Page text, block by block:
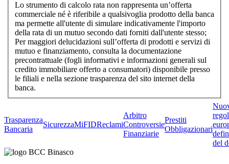
Lo strumento di calcolo rata non rappresenta un’offerta
commerciale né è riferibile a qualsivoglia prodotto della banca
ma permette all'utente di simulare indicativamente l'importo
della rata di un mutuo secondo dati forniti dall'utente stesso;
Per maggiori delucidazioni sull’offerta di prodotti e servizi di
mutuo e finanziamento, consulta la documentazione
precontrattuale (fogli informativi e informazioni generali sul
credito immobiliare offerto a consumatori) disponibile presso
le filiali e nella sezione trasparenza del sito internet della
banca.
Trasparenza
Bancaria
SicurezzaMiFIDReclami
Arbitro
Controversie
Finanziarie
Prestiti
Obbligazionari
del